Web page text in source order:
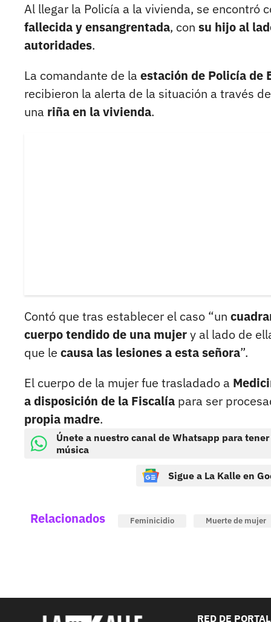
Al llegar la Policía a la vivienda, se encontró
fallecida y ensangrentada, con su hijo al
autoridades.
La comandante de la estación de Policía de
recibieron la alerta de la situación a través
una riña en la vivienda.
Contó que tras establecer el caso “un
cuerpo tendido de una mujery al lado de
que le causa las lesiones a esta señora”.
El cuerpo de la mujer fue trasladado a
a disposición de la Fiscalía para ser
propia madre.
Únete a nuestro canal de Whatsapp para
música
Sigue a La Kalle en
Relacionados Feminicidio Muerte de mujer
RED DE